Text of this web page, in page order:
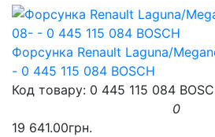
Форсунка Renault Laguna/
- 0 445 115 084 BOSCH
Код товару: 0 445 115 084
0
19 641.00грн.